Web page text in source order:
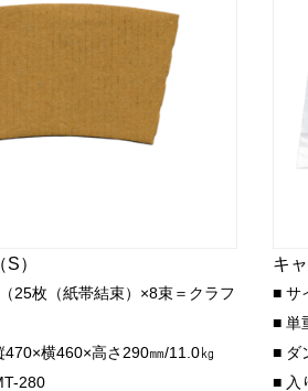
）
25枚（紙帯結束）×8束＝クラフ
470×横460×高さ290㎜/11.0㎏
280
キ
■ サ
■ 単
■ ダ
■ 入